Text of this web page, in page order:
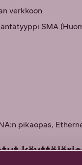
verkkoon
SMA
pikaopas,